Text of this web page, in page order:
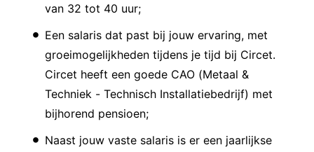
van 32 tot 40 uur;
Een salaris dat past bij jouw ervaring, met
groeimogelijkheden tijdens je tijd bij Circet.
Circet heeft een goede CAO (Metaal &
Techniek - Technisch Installatiebedrijf) met
bijhorend pensioen;
Naast jouw vaste salaris is er een jaarlijkse